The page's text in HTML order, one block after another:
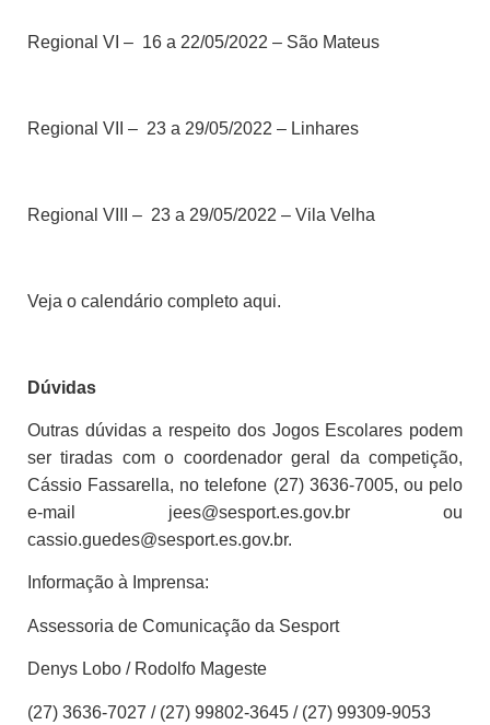
Regional VI – 16 a 22/05/2022 – São Mateus
Regional VII – 23 a 29/05/2022 – Linhares
Regional VIII – 23 a 29/05/2022 – Vila Velha
Veja o calendário completo aqui.
Dúvidas
Outras dúvidas a respeito dos Jogos Escolares podem
ser tiradas com o coordenador geral da competição,
Cássio Fassarella, no telefone (27) 3636-7005, ou pelo
e-mail jees@sesport.es.gov.br ou
cassio.guedes@sesport.es.gov.br.
Informação à Imprensa:
Assessoria de Comunicação da Sesport
Denys Lobo / Rodolfo Mageste
(27) 3636-7027 / (27) 99802-3645 / (27) 99309-9053